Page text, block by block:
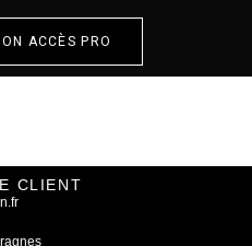
ACCÈS PRO
CLIENT